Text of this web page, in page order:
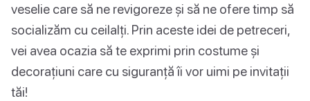
veselie care să ne revigoreze și să ne ofere timp să
socializăm cu ceilalți. Prin aceste idei de petreceri,
vei avea ocazia să te exprimi prin costume și
decorațiuni care cu siguranță îi vor uimi pe invitații
tăi!